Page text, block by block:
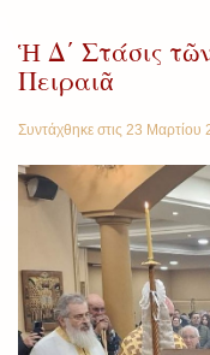
Ἡ Δ΄ Στάσις
Πειραιᾶ
Συντάχθηκε στις 23 Μαρτίου